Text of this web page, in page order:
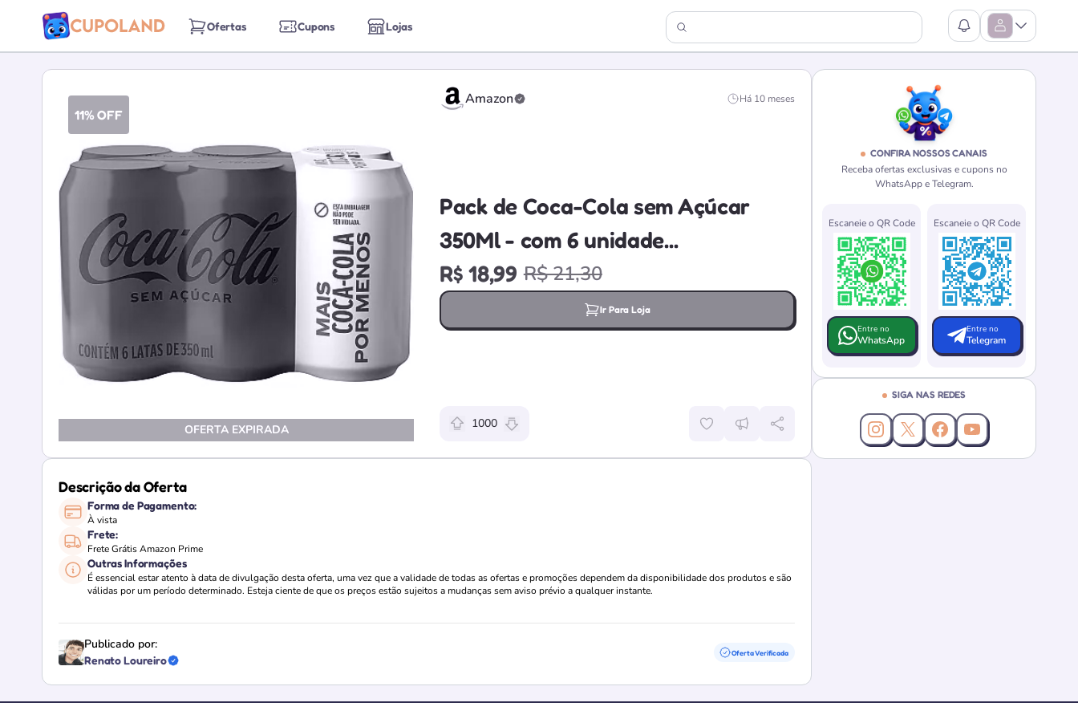
Ofertas Cupons Lojas Ver Notificações
Abrir Menu
11% OFF
OFERTA EXPIRADA
AmazonLoja verificada Há 10 meses
Pack de Coca-Cola sem Açúcar
350Ml - com 6 unidade...
R$ 18,99 R$ 21,30
Ir Para Loja
Relevância da oferta: 1000 pontos
1000
Descrição da Oferta
Forma de Pagamento:
À vista
Frete:
Frete Grátis Amazon Prime
Outras Informações
É essencial estar atento à data de divulgação desta oferta, uma vez que a validade de todas as ofertas e promoções dependem da disponibilidade dos produtos e são
válidas por um período determinado. Esteja ciente de que os preços estão sujeitos a mudanças sem aviso prévio a qualquer instante.
Publicado por:
Renato LoureiroLoja verificada
Oferta Verificada
CONFIRA NOSSOS CANAIS
Receba ofertas exclusivas e cupons no
WhatsApp e Telegram.
Escaneie o QR Code
Entre no
WhatsApp
Escaneie o QR Code
Entre no
Telegram
SIGA NAS REDES
Instagram da Cupoland
X (Twitter) da Cupoland
Facebook da Cupoland
YouTube da